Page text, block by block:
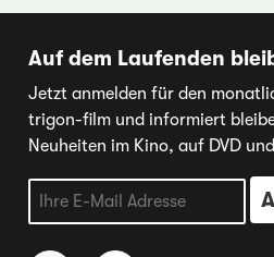
Auf dem Laufenden
Jetzt anmelden für den
trigon-film und informiert
Neuheiten im Kino, auf DVD